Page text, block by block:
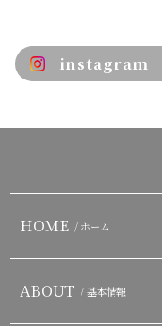
instagram
HOME / ホーム
ABOUT / 基本情報